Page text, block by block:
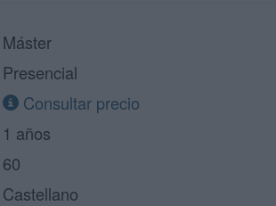
Máster
Presencial
Consultar precio
1 años
60
Castellano